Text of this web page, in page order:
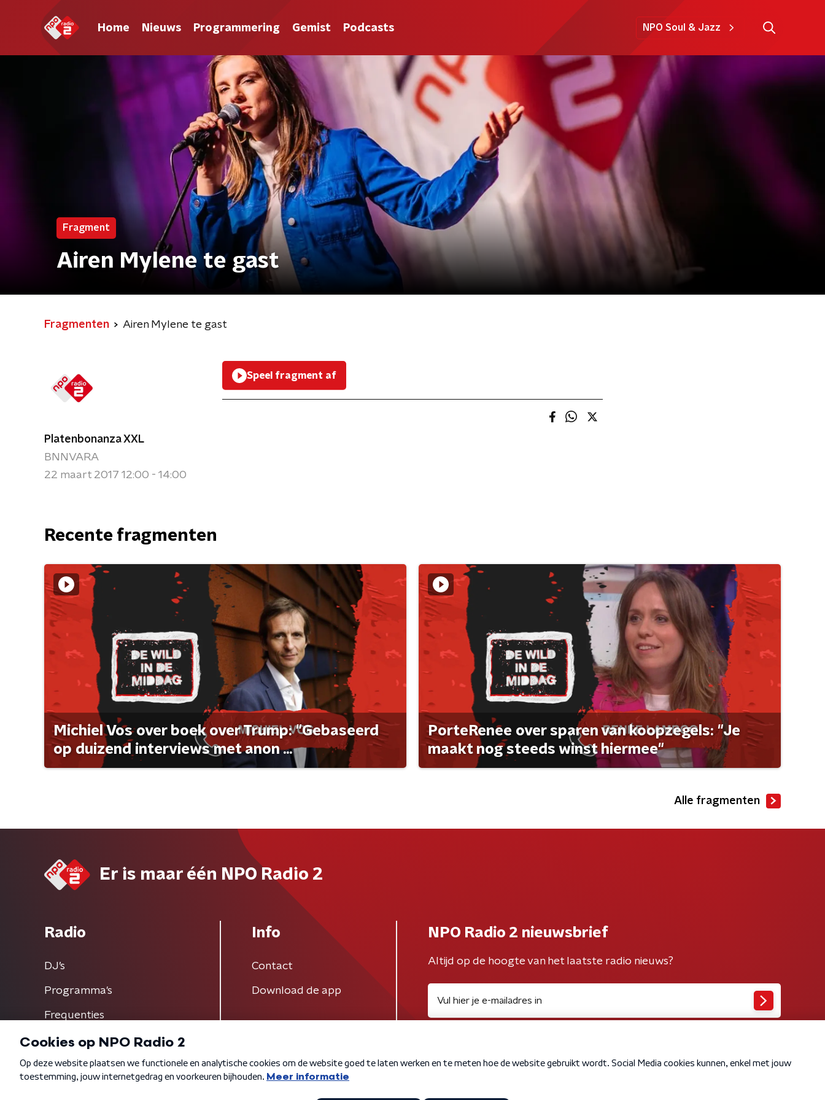
Home Nieuws Programmering Gemist Podcasts NPO Soul & Jazz
Fragment
Airen Mylene te gast
Fragmenten Airen Mylene te gast
Platenbonanza XXL
BNNVARA
22 maart 2017 12:00 - 14:00
Speel fragment af
Recente fragmenten
Michiel Vos over boek over Trump: "Gebaseerd
op duizend interviews met anon ...
PorteRenee over sparen van koopzegels: "Je
maakt nog steeds winst hiermee"
Alle fragmenten
Er is maar één NPO Radio 2
Radio
DJ’s
Programma's
Frequenties
Info
Contact
Download de app
NPO Radio 2 nieuwsbrief
Altijd op de hoogte van het laatste radio nieuws?
Algemene voorwaarden Privacybeleid